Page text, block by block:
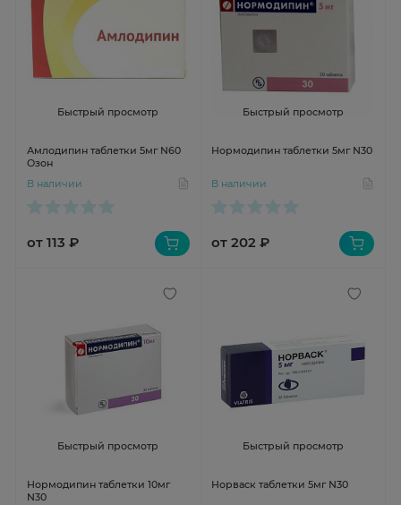
Быстрый просмотр
Амлодипин таблетки 5мг N60
Озон
В наличии
от 113 ₽
Быстрый просмотр
Нормодипин таблетки 5мг N30
В наличии
от 202 ₽
Быстрый просмотр
Нормодипин таблетки 10мг
N30
Быстрый просмотр
Норваск таблетки 5мг N30